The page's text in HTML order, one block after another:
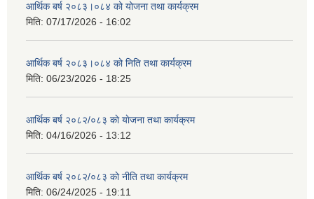
आर्थिक बर्ष २०८३।०८४ को योजना तथा कार्यक्रम
मिति: 07/17/2026 - 16:02
आर्थिक बर्ष २०८३।०८४ को निति तथा कार्यक्रम
मिति: 06/23/2026 - 18:25
आर्थिक बर्ष २०८२/०८३ काे याेजना तथा कार्यक्रम
मिति: 04/16/2026 - 13:12
आर्थिक बर्ष २०८२/०८३ काे नीति तथा कार्यक्रम
मिति: 06/24/2025 - 19:11